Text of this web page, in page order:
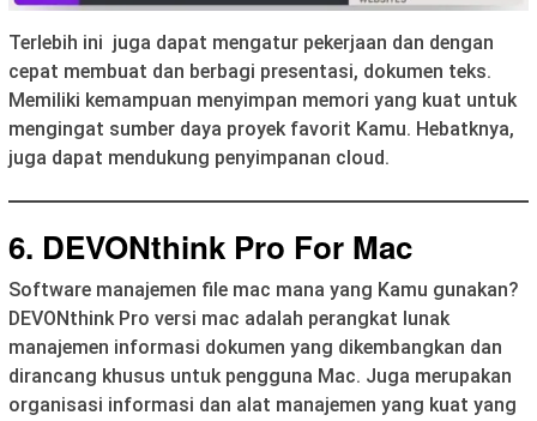
Terlebih ini juga dapat mengatur pekerjaan dan dengan
cepat membuat dan berbagi presentasi, dokumen teks.
Memiliki kemampuan menyimpan memori yang kuat untuk
mengingat sumber daya proyek favorit Kamu. Hebatknya,
juga dapat mendukung penyimpanan cloud.
6. DEVONthink Pro For Mac
Software manajemen file mac mana yang Kamu gunakan?
DEVONthink Pro versi mac adalah perangkat lunak
manajemen informasi dokumen yang dikembangkan dan
dirancang khusus untuk pengguna Mac. Juga merupakan
organisasi informasi dan alat manajemen yang kuat yang